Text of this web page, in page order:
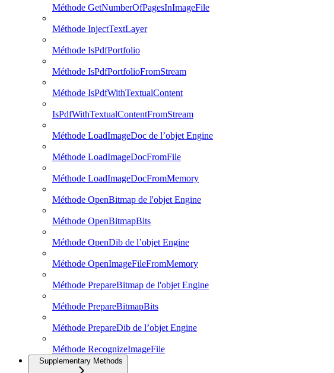
Méthode GetNumberOfPagesInImageFile
Méthode InjectTextLayer
Méthode IsPdfPortfolio
Méthode IsPdfPortfolioFromStream
Méthode IsPdfWithTextualContent
IsPdfWithTextualContentFromStream
Méthode LoadImageDoc de l’objet Engine
Méthode LoadImageDocFromFile
Méthode LoadImageDocFromMemory
Méthode OpenBitmap de l'objet Engine
Méthode OpenBitmapBits
Méthode OpenDib de l’objet Engine
Méthode OpenImageFileFromMemory
Méthode PrepareBitmap de l'objet Engine
Méthode PrepareBitmapBits
Méthode PrepareDib de l’objet Engine
Méthode RecognizeImageFile
Supplementary Methods